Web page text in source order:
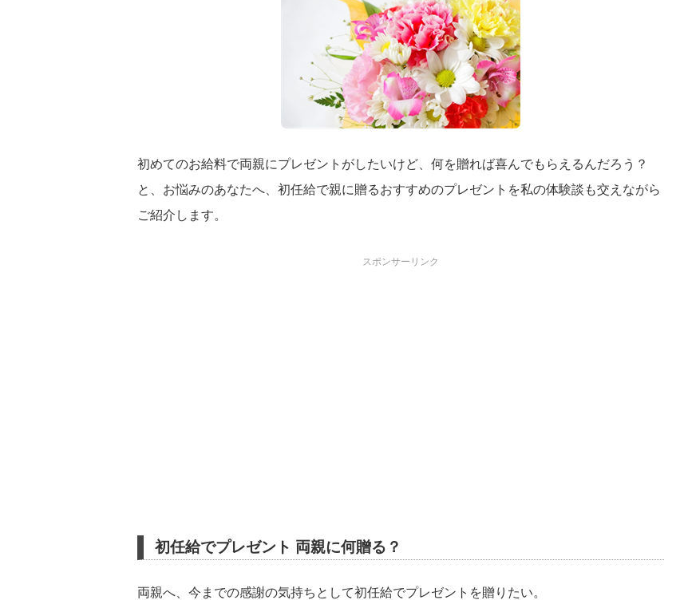
初めてのお給料で両親にプレゼントがしたいけど、何を贈れば喜んでもらえるんだろう？
と、お悩みのあなたへ、初任給で親に贈るおすすめのプレゼントを私の体験談も交えながら
ご紹介します。
スポンサーリンク
初任給でプレゼント 両親に何贈る？
両親へ、今までの感謝の気持ちとして初任給でプレゼントを贈りたい。